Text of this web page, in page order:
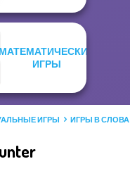
ИГРЫ
ИГРЫ ИГРЫ В СЛОВА